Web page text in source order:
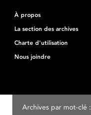
À propos
La section des archives
Charte d'utilisation
Nous joindre
Archives par mot-clé :